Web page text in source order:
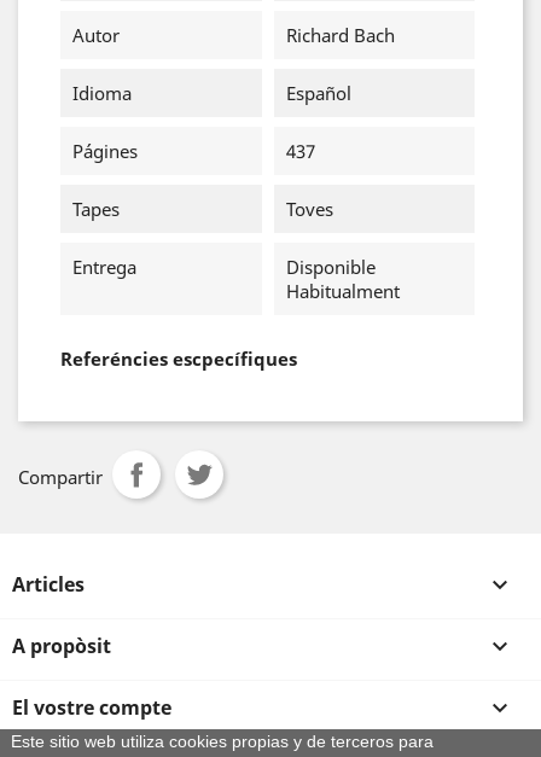
Autor Richard Bach
Idioma Español
Págines 437
Tapes Toves
Entrega
Disponible
Habitualment
Referéncies escpecífiques
Compartir
Articles 
A propòsit 
El vostre compte 
Este sitio web utiliza cookies propias y de terceros para